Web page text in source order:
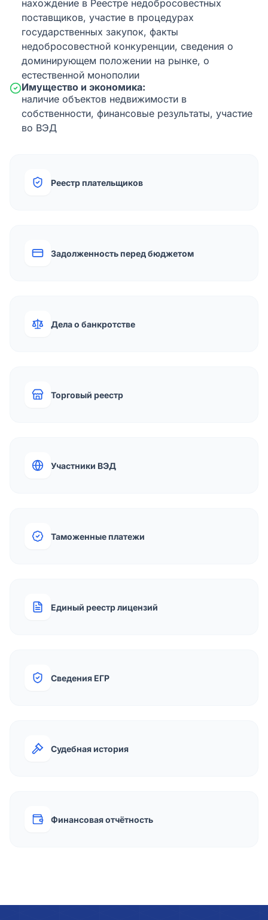
нахождение в Реестре недобросовестных
поставщиков, участие в процедурах
государственных закупок, факты
недобросовестной конкуренции, сведения о
доминирующем положении на рынке, о
естественной монополии
Имущество и экономика:
наличие объектов недвижимости в
собственности, финансовые результаты, участие
во ВЭД
Реестр плательщиков
Задолженность перед бюджетом
Дела о банкротстве
Торговый реестр
Участники ВЭД
Таможенные платежи
Единый реестр лицензий
Сведения ЕГР
Судебная история
Финансовая отчётность